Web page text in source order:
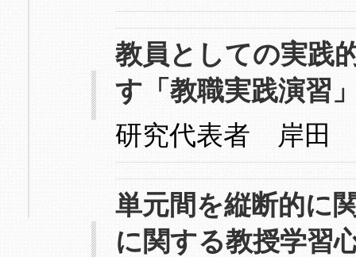
教員としての実践
す「教職実践演習
研究代表者 岸田
単元間を縦断的に
に関する教授学習